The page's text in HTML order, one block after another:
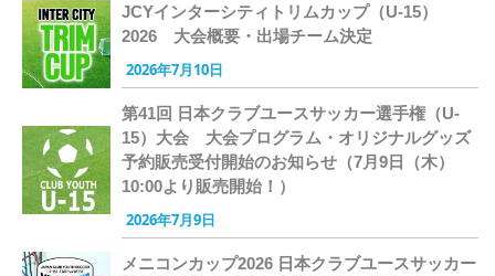
JCYインターシティトリムカップ（U-15）
2026 大会概要・出場チーム決定
2026年7月10日
第41回 日本クラブユースサッカー選手権（U-
15）大会 大会プログラム・オリジナルグッズ
予約販売受付開始のお知らせ（7月9日（木）
10:00より販売開始！）
2026年7月9日
メニコンカップ2026 日本クラブユースサッカー